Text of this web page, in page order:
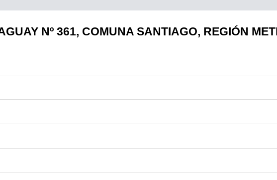
Nº 361, COMUNA SANTIAGO, REGIÓN